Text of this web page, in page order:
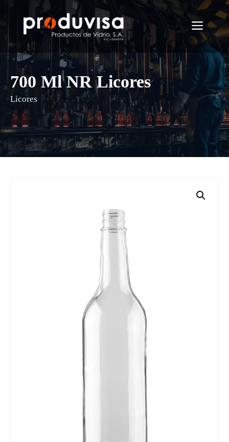
contenido
Menú
700 Ml NR Licores
Licores